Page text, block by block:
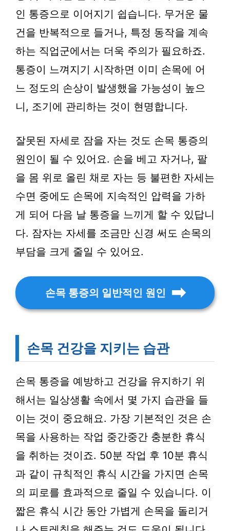
인 통증으로 이어지기 쉽습니다. 무거운 물
건을 반복적으로 들거나, 특정 동작을 계속
하는 직업군에서는 더욱 주의가 필요하죠.
통증이 느껴지기 시작하면 이미 손목에 어
느 정도의 손상이 발생했을 가능성이 높으
니, 조기에 관리하는 것이 현명합니다.
잘못된 자세로 잠을 자는 것도 손목 통증의
원인이 될 수 있어요. 손을 베고 자거나, 팔
을 몸 위로 올린 채로 자는 등 불편한 자세는
수면 중에도 손목에 지속적인 압력을 가하
게 되어 다음 날 통증을 느끼게 할 수 있답니
다. 잠자는 자세를 조금만 신경 써도 손목의
부담을 크게 줄일 수 있어요.
손목 통증의 일반적인 원인
손목 건강을 지키는 습관
손목 통증을 예방하고 건강을 유지하기 위
해서는 일상생활 속에서 몇 가지 습관을 들
이는 것이 중요해요. 가장 기본적인 것은 손
목을 사용하는 작업 중간중간 충분한 휴식
을 취하는 것이죠. 50분 작업 후 10분 휴식
과 같이 규칙적인 휴식 시간을 가지면 손목
의 피로를 효과적으로 줄일 수 있습니다. 이
짧은 휴식 시간 동안 가볍게 손목을 돌리거